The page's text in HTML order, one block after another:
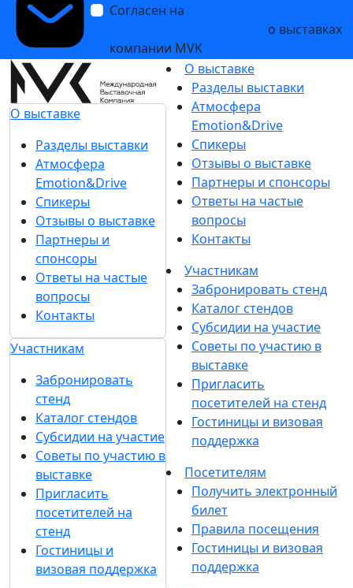
Согласен на
о выставках
компании MVK
О выставке
Разделы выставки
Атмосфера
Emotion&Drive
Спикеры
Отзывы о выставке
Партнеры и
спонсоры
Ответы на частые
вопросы
Контакты
Участникам
Забронировать
стенд
Каталог стендов
Субсидии на участие
Советы по участию в
выставке
Пригласить
посетителей на
стенд
Гостиницы и
визовая поддержка
О выставке
Разделы выставки
Атмосфера
Emotion&Drive
Спикеры
Отзывы о выставке
Партнеры и спонсоры
Ответы на частые
вопросы
Контакты
Участникам
Забронировать стенд
Каталог стендов
Субсидии на участие
Советы по участию в
выставке
Пригласить
посетителей на стенд
Гостиницы и визовая
поддержка
Посетителям
Получить электронный
билет
Правила посещения
Гостиницы и визовая
поддержка